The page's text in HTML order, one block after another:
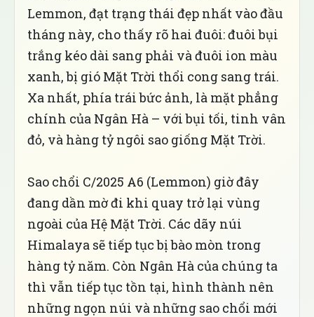
Lemmon, đạt trạng thái đẹp nhất vào đầu
tháng này, cho thấy rõ hai đuôi: đuôi bụi
trắng kéo dài sang phải và đuôi ion màu
xanh, bị gió Mặt Trời thổi cong sang trái.
Xa nhất, phía trái bức ảnh, là mặt phẳng
chính của Ngân Hà – với bụi tối, tinh vân
đỏ, và hàng tỷ ngôi sao giống Mặt Trời.
Sao chổi C/2025 A6 (Lemmon) giờ đây
đang dần mờ đi khi quay trở lại vùng
ngoài của Hệ Mặt Trời. Các dãy núi
Himalaya sẽ tiếp tục bị bào mòn trong
hàng tỷ năm. Còn Ngân Hà của chúng ta
thì vẫn tiếp tục tồn tại, hình thành nên
những ngọn núi và những sao chổi mới